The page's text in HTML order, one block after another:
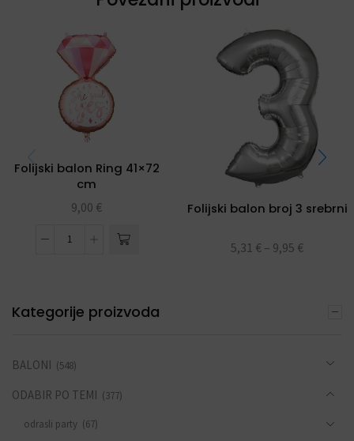
Folijski balon Ring 41×72
cm
9,00 € Folijski balon broj 3 srebrni
5,31 € – 9,95 €
Kategorije proizvoda
BALONI (548)
ODABIR PO TEMI (377)
odrasli party (67)